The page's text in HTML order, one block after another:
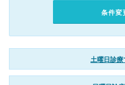
条件変
土曜日診